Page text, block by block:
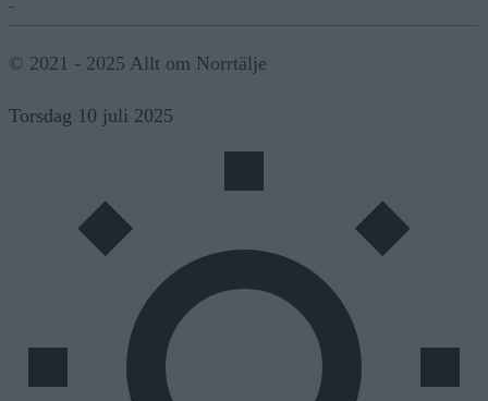
© 2021 - 2025 Allt om Norrtälje
Torsdag 10 juli 2025